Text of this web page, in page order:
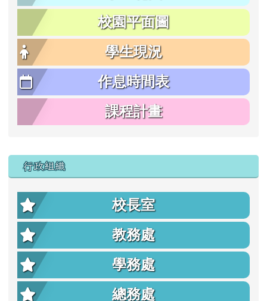
校園平面圖
學生現況
作息時間表
課程計畫
行政組織
校長室
教務處
學務處
總務處